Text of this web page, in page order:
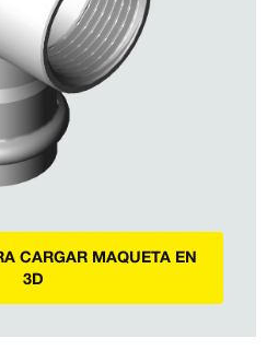
CARGAR MAQUETA EN
3D